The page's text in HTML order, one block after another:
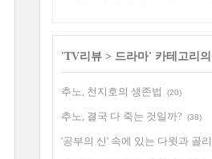
'TV리뷰 > 드라마' 카테고리
추노, 천지호의 생존법 (20)
추노, 결국 다 죽는 것일까? (38)
'공부의 신' 속에 있는 다윗과 골